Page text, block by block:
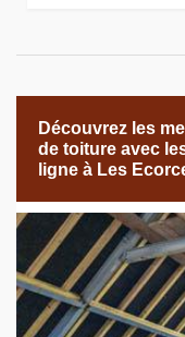
Découvrez les
de toiture avec
ligne à Les